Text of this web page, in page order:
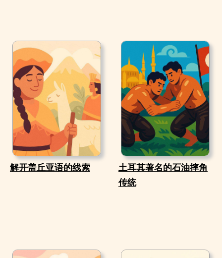
解开盖丘亚语的线索
土耳其著名的石油摔角
传统